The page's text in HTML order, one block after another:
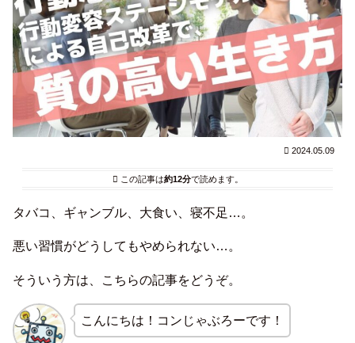
2024.05.09
この記事は約12分で読めます。
タバコ、ギャンブル、大食い、寝不足…。
悪い習慣がどうしてもやめられない…。
そういう方は、こちらの記事をどうぞ。
こんにちは！コンじゃぶろーです！